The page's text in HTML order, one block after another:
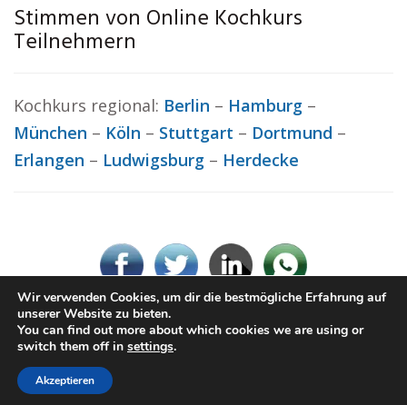
Stimmen von Online Kochkurs
Teilnehmern
Kochkurs regional: Berlin – Hamburg –
München – Köln – Stuttgart – Dortmund –
Erlangen – Ludwigsburg – Herdecke
© Kochkurs.rocks
Impressum / Datenschutz
Wir verwenden Cookies, um dir die bestmögliche Erfahrung auf
unserer Website zu bieten.
You can find out more about which cookies we are using or
switch them off in settings.
Akzeptieren